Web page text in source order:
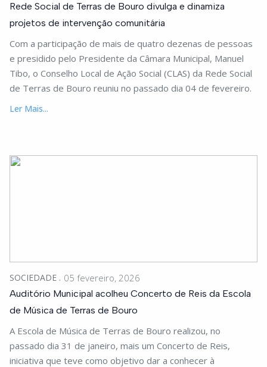
Rede Social de Terras de Bouro divulga e dinamiza
projetos de intervenção comunitária
Com a participação de mais de quatro dezenas de pessoas
e presidido pelo Presidente da Câmara Municipal, Manuel
Tibo, o Conselho Local de Ação Social (CLAS) da Rede Social
de Terras de Bouro reuniu no passado dia 04 de fevereiro.
Ler Mais...
SOCIEDADE 05 fevereiro, 2026
Auditório Municipal acolheu Concerto de Reis da Escola
de Música de Terras de Bouro
A Escola de Música de Terras de Bouro realizou, no
passado dia 31 de janeiro, mais um Concerto de Reis,
iniciativa que teve como objetivo dar a conhecer à